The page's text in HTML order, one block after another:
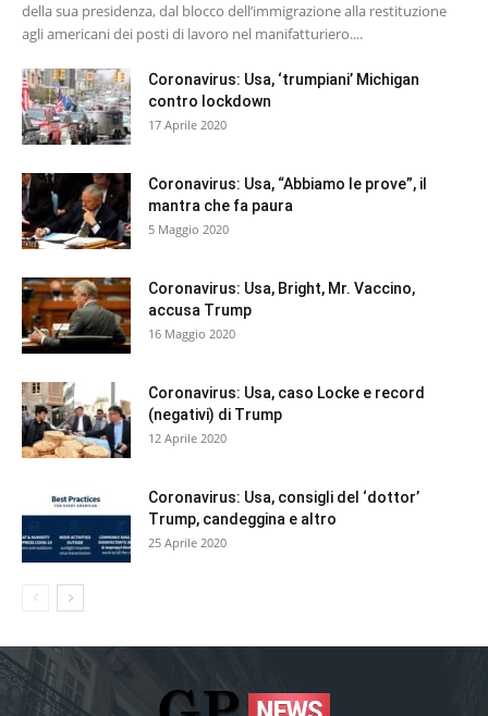
della sua presidenza, dal blocco dell’immigrazione alla restituzione
agli americani dei posti di lavoro nel manifatturiero....
Coronavirus: Usa, ‘trumpiani’ Michigan
contro lockdown
17 Aprile 2020
Coronavirus: Usa, “Abbiamo le prove”, il
mantra che fa paura
5 Maggio 2020
Coronavirus: Usa, Bright, Mr. Vaccino,
accusa Trump
16 Maggio 2020
Coronavirus: Usa, caso Locke e record
(negativi) di Trump
12 Aprile 2020
Coronavirus: Usa, consigli del ‘dottor’
Trump, candeggina e altro
25 Aprile 2020